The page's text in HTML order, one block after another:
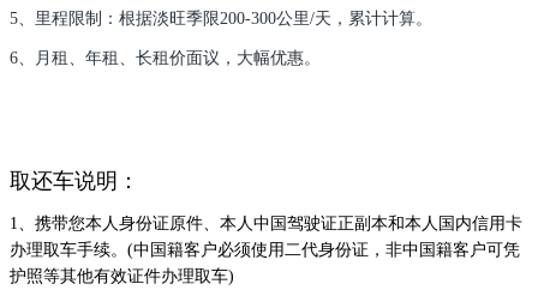
5、里程限制：根据淡旺季限200-300公里/天，累计计算。
6、月租、年租、长租价面议，大幅优惠。
取还车说明：
1、携带您本人身份证原件、本人中国驾驶证正副本和本人国内信用卡
办理取车手续。(中国籍客户必须使用二代身份证，非中国籍客户可凭
护照等其他有效证件办理取车)